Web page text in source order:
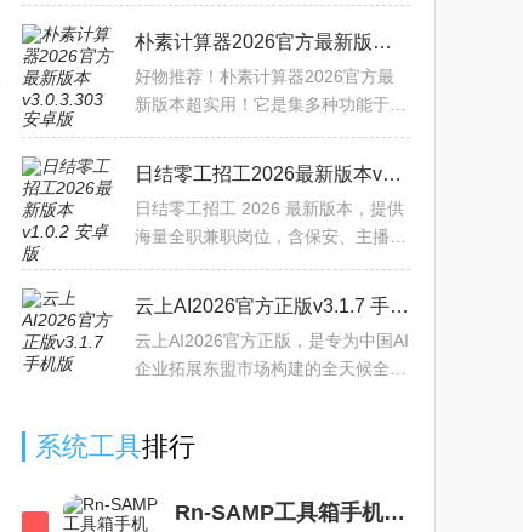
用。其核心优势在于可帮师傅告别繁
琐沟通，实现轻松接单、清晰
朴素计算器2026官方最新版本v3.0.3.303 安卓版
好物推荐！朴素计算器2026官方最
新版本超实用！它是集多种功能于一
学生、职场人、家庭主妇都能用。核
心服务是全场景计算和单位换
日结零工招工2026最新版本v1.0.2 安卓版
日结零工招工 2026 最新版本，提供
海量全职兼职岗位，含保安、主播等
招岗位，集成证件管理、电子签名、
中英互译等求职工具及尺
云上AI2026官方正版v3.1.7 手机版
云上AI2026官方正版，是专为中国AI
企业拓展东盟市场构建的全天候全链
助视频与图文结合的形式
系统工具排行
Rn-SAMP工具箱手机版下载最新版v8_Beta1.8.6.2免费版